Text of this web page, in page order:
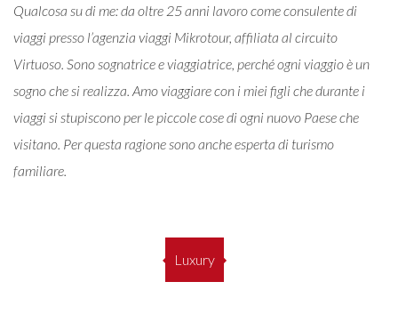
Qualcosa su di me: da oltre 25 anni lavoro come consulente di
viaggi presso l’agenzia viaggi Mikrotour, affiliata al circuito
Virtuoso. Sono sognatrice e viaggiatrice, perché ogni viaggio è un
sogno che si realizza. Amo viaggiare con i miei figli che durante i
viaggi si stupiscono per le piccole cose di ogni nuovo Paese che
visitano. Per questa ragione sono anche esperta di turismo
familiare.
Luxury